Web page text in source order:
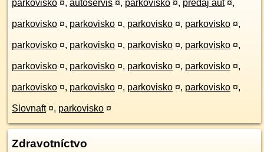
parkovisko ¤, autoservis ¤, parkovisko ¤, predaj áut ¤,
parkovisko ¤, parkovisko ¤, parkovisko ¤, parkovisko ¤,
parkovisko ¤, parkovisko ¤, parkovisko ¤, parkovisko ¤,
parkovisko ¤, parkovisko ¤, parkovisko ¤, parkovisko ¤,
parkovisko ¤, parkovisko ¤, parkovisko ¤, parkovisko ¤,
Slovnaft ¤, parkovisko ¤
Zdravotníctvo